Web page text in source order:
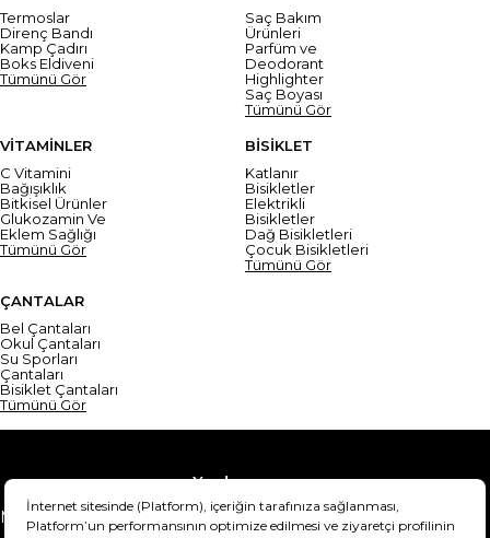
Termoslar
Direnç Bandı
Kamp Çadırı
Boks Eldiveni
Tümünü Gör
Saç Bakım
Ürünleri
Parfüm ve
Deodorant
Highlighter
Saç Boyası
Tümünü Gör
VİTAMİNLER
C Vitamini
Bağışıklık
Bitkisel Ürünler
Glukozamin Ve
Eklem Sağlığı
Tümünü Gör
BİSİKLET
Katlanır
Bisikletler
Elektrikli
Bisikletler
Dağ Bisikletleri
Çocuk Bisikletleri
Tümünü Gör
ÇANTALAR
Bel Çantaları
Okul Çantaları
Su Sporları
Çantaları
Bisiklet Çantaları
Tümünü Gör
Yardım
Mesafeli Satış Sözleşmesi
Teslimat Bilgisi